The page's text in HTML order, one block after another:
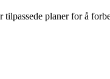
planer for å